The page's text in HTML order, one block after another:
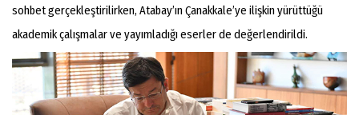
sohbet gerçekleştirilirken, Atabay’ın Çanakkale’ye ilişkin yürüttüğü
akademik çalışmalar ve yayımladığı eserler de değerlendirildi.